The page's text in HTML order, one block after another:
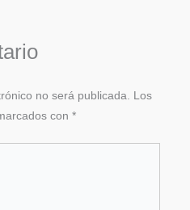
no será publicada.
Los
con *